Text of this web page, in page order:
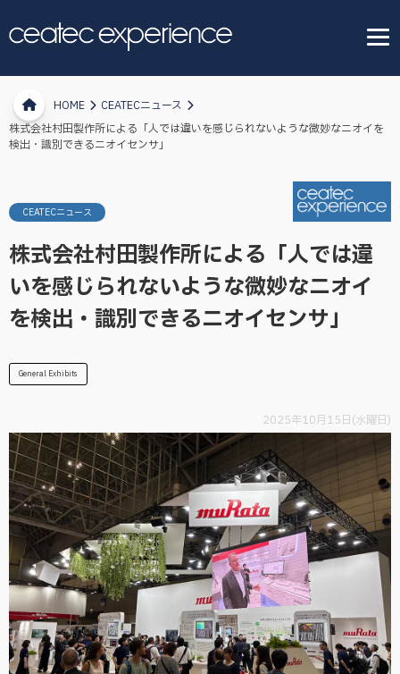
HOME
CEATECニュース
株式会社村田製作所による「人では違いを感じられないような微妙なニオイを
検出・識別できるニオイセンサ」
CEATECニュース
株式会社村田製作所による「人では違
いを感じられないような微妙なニオイ
を検出・識別できるニオイセンサ」
General Exhibits
2025年10月15日(水曜日)